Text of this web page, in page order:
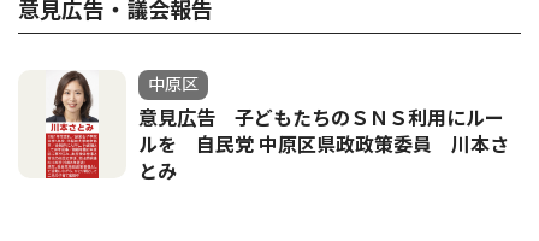
意見広告・議会報告
中原区
意見広告 子どもたちのＳＮＳ利用にルー
ルを 自民党 中原区県政政策委員 川本さ
とみ